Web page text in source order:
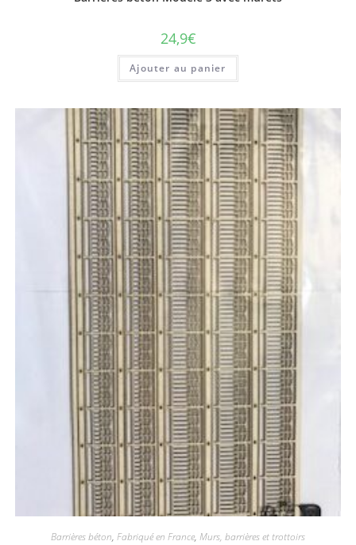
24,9€
Ajouter au panier
Barrières béton, Fabriqué en France, Murs, barrières et trottoirs